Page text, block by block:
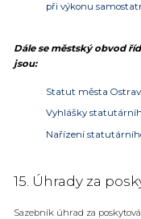
při výkonu
Dále se městský obvod
jsou:
Statut města
Vyhlášky
Nařízení
15. Úhrady za
Sazebník úhrad za